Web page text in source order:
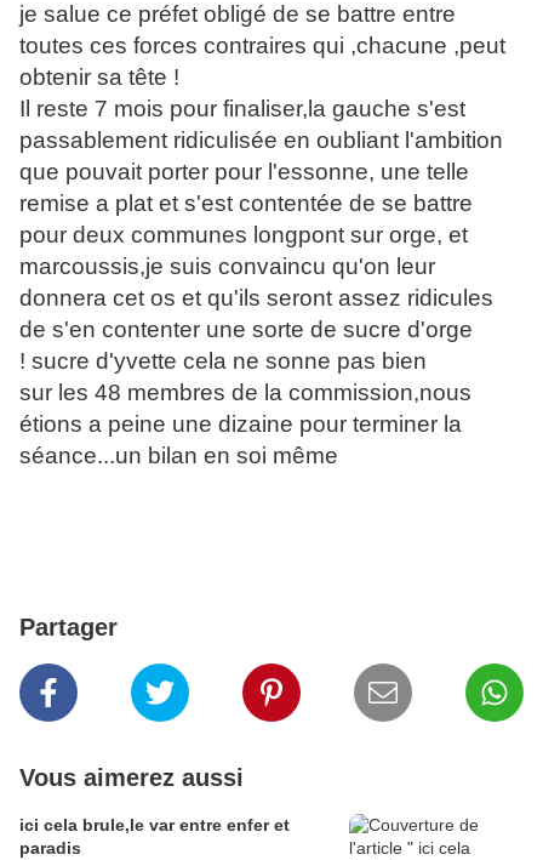
je salue ce préfet obligé de se battre entre
toutes ces forces contraires qui ,chacune ,peut
obtenir sa tête !
Il reste 7 mois pour finaliser,la gauche s'est
passablement ridiculisée en oubliant l'ambition
que pouvait porter pour l'essonne, une telle
remise a plat et s'est contentée de se battre
pour deux communes longpont sur orge, et
marcoussis,je suis convaincu qu'on leur
donnera cet os et qu'ils seront assez ridicules
de s'en contenter une sorte de sucre d'orge
! sucre d'yvette cela ne sonne pas bien
sur les 48 membres de la commission,nous
étions a peine une dizaine pour terminer la
séance...un bilan en soi même
Partager
Vous aimerez aussi
ici cela brule,le var entre enfer et
paradis